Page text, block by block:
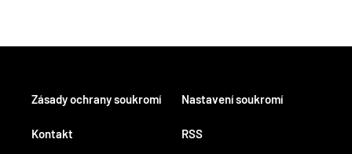
Kontakt RSS
Zásady ochrany soukromí Nastavení soukromí